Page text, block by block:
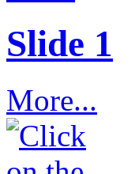
Slide 1
More...